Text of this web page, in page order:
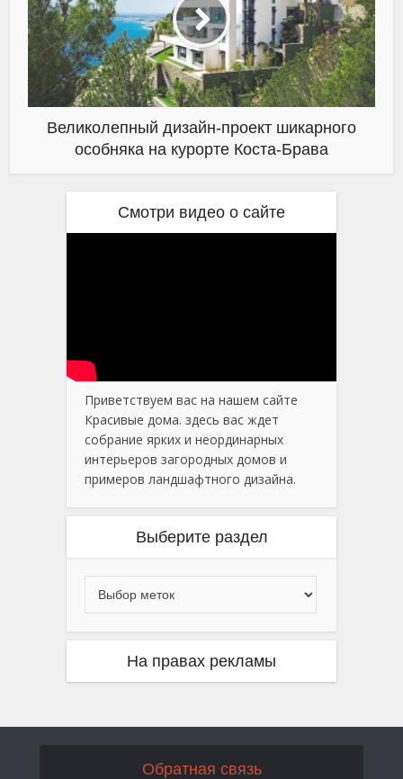
Великолепный дизайн-проект шикарного
особняка на курорте Коста-Брава
Смотри видео о сайте
Приветствуем вас на нашем сайте
Красивые дома. здесь вас ждет
собрание ярких и неординарных
интерьеров загородных домов и
примеров ландшафтного дизайна.
Выберите раздел
На правах рекламы
Обратная связь